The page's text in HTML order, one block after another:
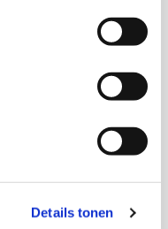
Details tonen